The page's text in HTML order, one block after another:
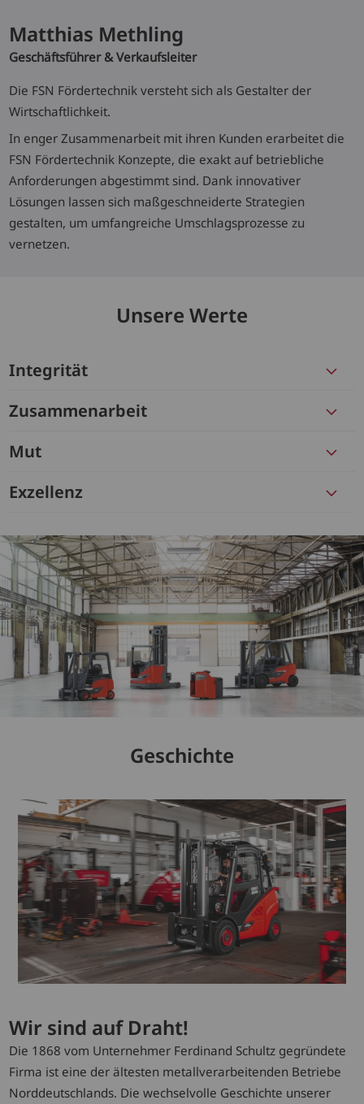
Matthias Methling
Geschäftsführer & Verkaufsleiter
Die FSN Fördertechnik versteht sich als Gestalter der
Wirtschaftlichkeit.
In enger Zusammenarbeit mit ihren Kunden erarbeitet die
FSN Fördertechnik Konzepte, die exakt auf betriebliche
Anforderungen abgestimmt sind. Dank innovativer
Lösungen lassen sich maßgeschneiderte Strategien
gestalten, um umfangreiche Umschlagsprozesse zu
vernetzen.
Unsere Werte
Integrität
Zusammenarbeit
Mut
Exzellenz
Geschichte
Wir sind auf Draht!
Die 1868 vom Unternehmer Ferdinand Schultz gegründete
Firma ist eine der ältesten metallverarbeitenden Betriebe
Norddeutschlands. Die wechselvolle Geschichte unserer